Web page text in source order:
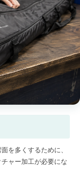
を多くするために、
ャー加工が必要にな